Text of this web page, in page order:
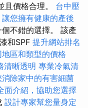
且價格合理。 台中壓
您擁有健康的產後
不錯的選擇。 該產
和SPF 提升網站排名
區和類型的價格
清晰透明 專業冷氣清
除家中的有害細菌
面介紹，協助您選擇
設計專家幫您量身定